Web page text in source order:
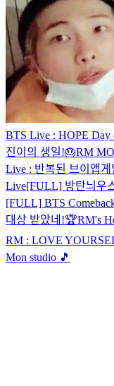
BTS Live : HOPE Day
진이의 생일!🎂RM
Live : 반복된 브이앱게
Live[FULL] 방탄늬우
[FULL] BTS
대상 받았네!🏆RM's
RM : LOVE
Mon studio 🎵